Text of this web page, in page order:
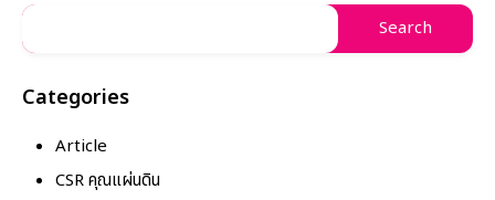
Categories
Article
CSR คุณแผ่นดิน